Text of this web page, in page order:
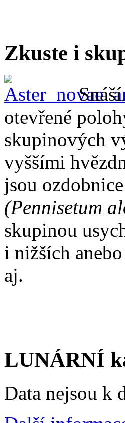
Zkuste i
otevřené
skupinových
vyššími
jsou ozdobnice
(Pennisetum
skupinou
i nižších
aj.
LUNÁRNÍ
Data nejsou k